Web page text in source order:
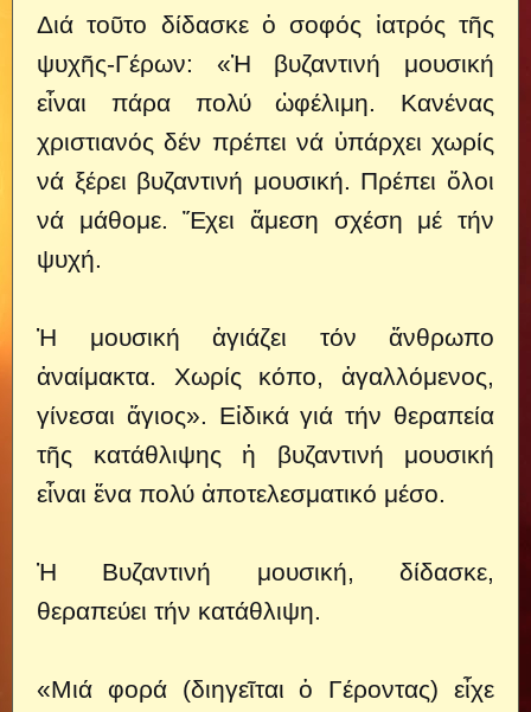
Διά τοῦτο δίδασκε ὁ σοφός ἰατρός τῆς
ψυχῆς-Γέρων: «Ἡ βυζαντινή μουσική
εἶναι πάρα πολύ ὠφέλιμη. Κανένας
χριστιανός δέν πρέπει νά ὑπάρχει χωρίς
νά ξέρει βυζαντινή μουσική. Πρέπει ὅλοι
νά μάθομε. Ἔχει ἄμεση σχέση μέ τήν
ψυχή.
Ἡ μουσική ἁγιάζει τόν ἄνθρωπο
ἀναίμακτα. Χωρίς κόπο, ἀγαλλόμενος,
γίνεσαι ἅγιος». Εἰδικά γιά τήν θεραπεία
τῆς κατάθλιψης ἡ βυζαντινή μουσική
εἶναι ἕνα πολύ ἀποτελεσματικό μέσο.
Ἡ Βυζαντινή μουσική, δίδασκε,
θεραπεύει τήν κατάθλιψη.
«Μιά φορά (διηγεῖται ὁ Γέροντας) εἶχε